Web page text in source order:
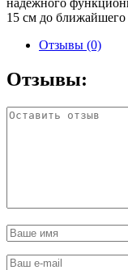
надёжного
15 см до ближайшего
Отзывы (0)
Отзывы: